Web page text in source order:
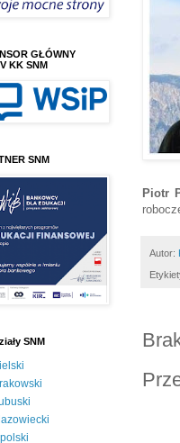
Piotr
Autor:
GŁÓWNY
KK SNM
SNM
SNM